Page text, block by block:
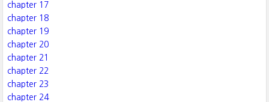
chapter 17
chapter 18
chapter 19
chapter 20
chapter 21
chapter 22
chapter 23
chapter 24